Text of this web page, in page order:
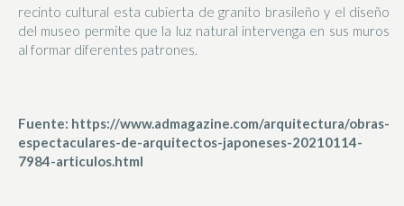
recinto cultural esta cubierta de granito brasileño y el diseño
del museo permite que la luz natural intervenga en sus muros
al formar diferentes patrones.
Fuente: https://www.admagazine.com/arquitectura/obras-
espectaculares-de-arquitectos-japoneses-20210114-
7984-articulos.html